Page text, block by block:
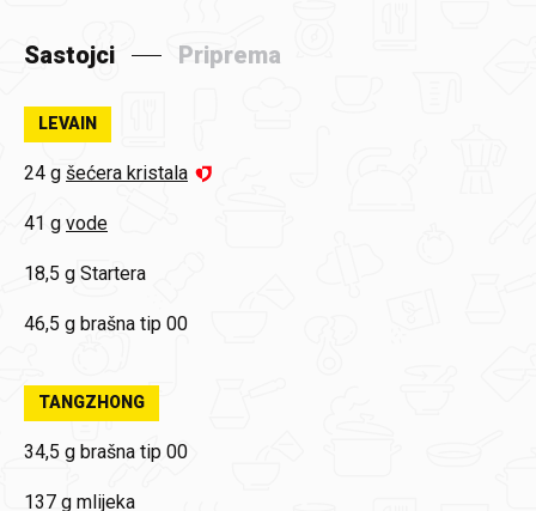
Sastojci Priprema
LEVAIN
24 g šećera kristala
41 g vode
18,5 g Startera
46,5 g brašna tip 00
TANGZHONG
34,5 g brašna tip 00
137 g mlijeka